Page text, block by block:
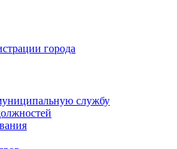
города
службу